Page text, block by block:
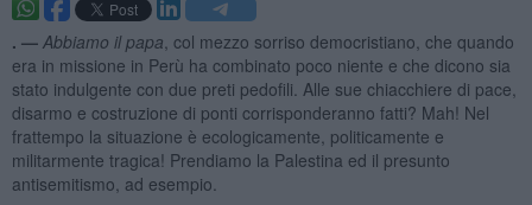
. — Abbiamo il papa , col mezzo sorriso democristiano, che quando
era in missione in Perù ha combinato poco niente e che dicono sia
stato indulgente con due preti pedofili. Alle sue chiacchiere di pace,
disarmo e costruzione di ponti corrisponderanno fatti? Mah! Nel
frattempo la situazione è ecologicamente, politicamente e
militarmente tragica! Prendiamo la Palestina ed il presunto
antisemitismo, ad esempio.